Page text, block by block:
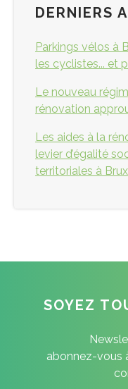
DERNIERS
Parkings vélos à
les cyclistes... et
Le nouveau
rénovation
Les aides à la
levier d’égalité
territoriales à
SOYEZ
abonnez-vous